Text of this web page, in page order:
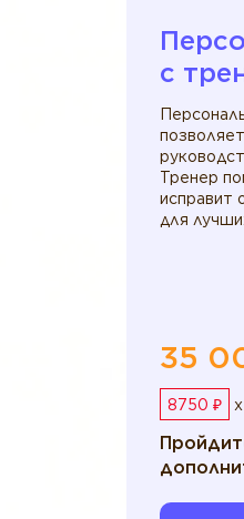
c
Тренер
исправит
для
35
8750 ₽